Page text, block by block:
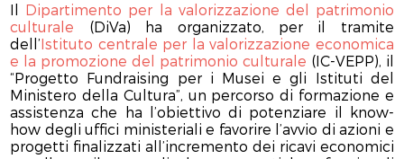
Il Dipartimento per la valorizzazione del patrimonio
culturale (DiVa) ha organizzato, per il tramite
dell’Istituto centrale per la valorizzazione economica
e la promozione del patrimonio culturale (IC-VEPP), il
“Progetto Fundraising per i Musei e gli Istituti del
Ministero della Cultura”, un percorso di formazione e
assistenza che ha l’obiettivo di potenziare il know-
how degli uffici ministeriali e favorire l’avvio di azioni e
progetti finalizzati all’incremento dei ricavi economici